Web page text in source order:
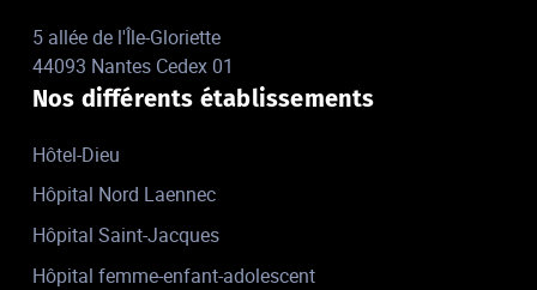
5 allée de l'Île-Gloriette
44093 Nantes Cedex 01
Nos différents établissements
Hôtel-Dieu
Hôpital Nord Laennec
Hôpital Saint-Jacques
Hôpital femme-enfant-adolescent